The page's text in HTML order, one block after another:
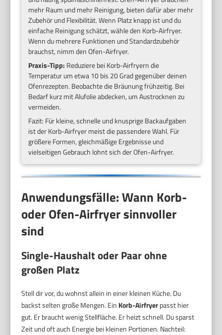
mehr Raum und mehr Reinigung, bieten dafür aber mehr
Zubehör und Flexibilität. Wenn Platz knapp ist und du
einfache Reinigung schätzt, wähle den Korb-Airfryer.
Wenn du mehrere Funktionen und Standardzubehör
brauchst, nimm den Ofen-Airfryer.
Praxis-Tipp: Reduziere bei Korb-Airfryern die
Temperatur um etwa 10 bis 20 Grad gegenüber deinen
Ofenrezepten. Beobachte die Bräunung frühzeitig. Bei
Bedarf kurz mit Alufolie abdecken, um Austrocknen zu
vermeiden.
Fazit: Für kleine, schnelle und knusprige Backaufgaben
ist der Korb-Airfryer meist die passendere Wahl. Für
größere Formen, gleichmäßige Ergebnisse und
vielseitigen Gebrauch lohnt sich der Ofen-Airfryer.
Anwendungsfälle: Wann Korb-
oder Ofen-Airfryer sinnvoller
sind
Single-Haushalt oder Paar ohne
großen Platz
Stell dir vor, du wohnst allein in einer kleinen Küche. Du
backst selten große Mengen. Ein Korb-Airfryerpasst hier
gut. Er braucht wenig Stellfläche. Er heizt schnell. Du sparst
Zeit und oft auch Energie bei kleinen Portionen. Nachteil: